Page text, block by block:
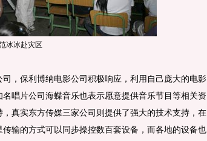
冰冰赴灾区
保利博纳电影公司积极响应，利用自己庞大的电影
唱片公司海蝶音乐也表示愿意提供音乐节目等相关资
真实东方传媒三家公司则提供了强大的技术支持，在
输的方式可以同步操控数百套设备，而各地的设备也